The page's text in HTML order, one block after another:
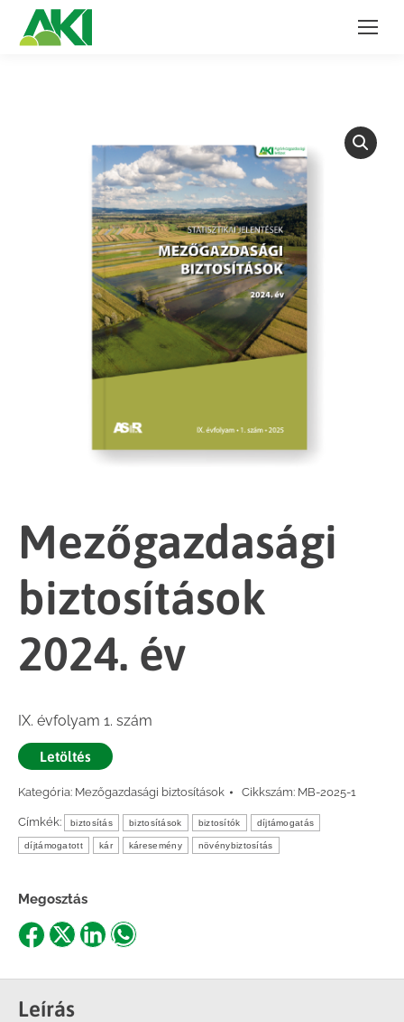
Mezőgazdasági
biztosítások
2024. év
IX. évfolyam 1. szám
Letöltés
Kategória: Mezőgazdasági biztosítások Cikkszám: MB-2025-1
Címkék: biztosítás biztosítások biztosítók díjtámogatás
díjtámogatott kár káresemény növénybiztosítás
Megosztás
Share
Facebook
Share
X
ShareShare
Leírás